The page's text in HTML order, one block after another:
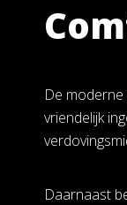
De
vriendelijk
Daarnaast